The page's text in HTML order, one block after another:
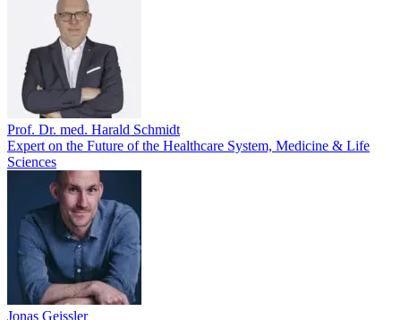
Prof. Dr. med. Harald Schmidt
Expert on the Future of the Healthcare System, Medicine & Life
Sciences
Jonas Geissler